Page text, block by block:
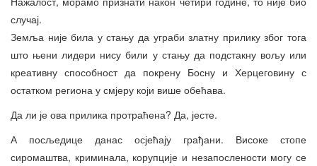
случај.
Земља није била у стању да уграби златну прилику због тога
што њени лидери нису били у стању да подстакну вољу или
креативну способност да покрену Босну и Херцеговину с
остатком региона у смјеру који више обећава.
Да ли је ова прилика протраћена? Да, јесте.
А посљедице данас осјећају грађани. Високе стопе
сиромаштва, криминала, корупције и незапослености могу се